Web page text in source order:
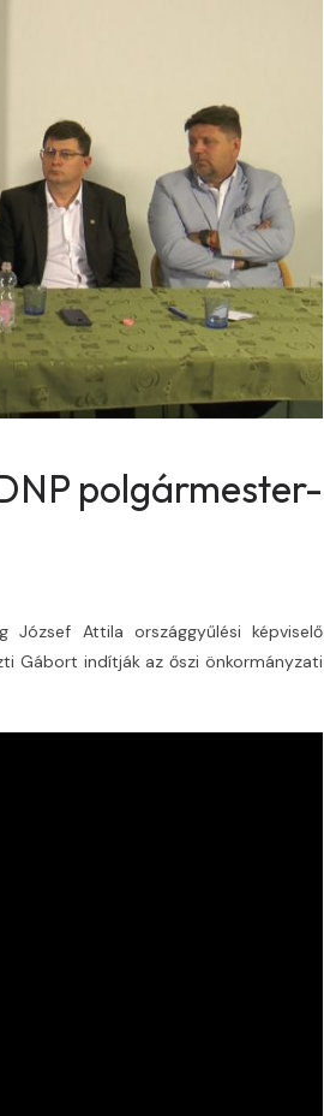
polgármester-
Attila országgyűlési képviselő
Gábort indítják az őszi önkormányzati